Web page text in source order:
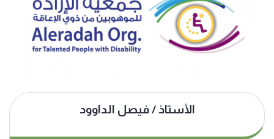
الأستاذ / فيصل الداوود